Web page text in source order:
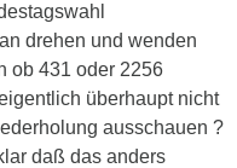
drehen und wenden
ob 431 oder 2256
überhaupt nicht
ausschauen ?
daß das anders